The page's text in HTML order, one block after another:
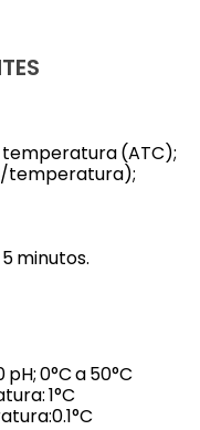
(ATC);
temperatura);
minutos.
0°C a 50°C
1°C